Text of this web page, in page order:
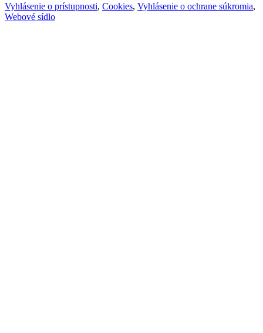
Vyhlásenie o prístupnosti, Cookies, Vyhlásenie o ochrane súkromia,
Webové sídlo